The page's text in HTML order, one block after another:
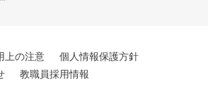
上の注意
個人情報保護方針
教職員採用情報